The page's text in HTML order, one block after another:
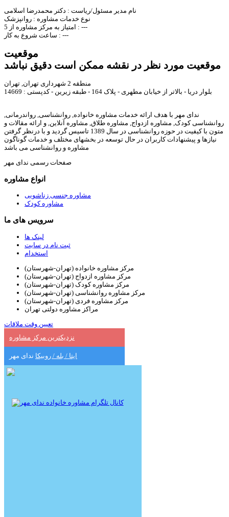
نام مدیر مسئول/ریاست : دکتر محمدرضا اسلامی
نوع خدمات مشاوره : روانپزشک
امتیاز به مرکز مشاوره از 5 : ---
ساعت شروع به کار : ---
موقعیت
موقعیت مورد نظر در نقشه ممکن است دقیق نباشد
منطقه 2 شهرداری تهران, تهران
بلوار دریا - بالاتر از خیابان مطهری - پلاک 164 - طبقه زیرین - کدپستی : 14669
ندای مهر با هدف ارائه خدمات مشاوره خانواده, روانشناسی, رواندرمانی,
روانشناسی کودک, مشاوره ازدواج, مشاوره طلاق, مشاوره آنلاین, و ارائه مقالات و
متون با کیفیت در حوزه روانشناسی در سال 1389 تاسیس گردید و با درنظر گرفتن
نیازها و پیشنهادات کاربران در حال توسعه در بخشهای مختلف و خدمات گوناگون
مشاوره و روانشناسی می باشد
صفحات رسمی ندای مهر
انواع مشاوره
مشاوره جنسی زناشویی
مشاوره کودک
سرویس های ما
لینک ها
ثبت نام در سایت
استخدام
مرکز مشاوره خانواده (تهران-شهرستان)
مرکز مشاوره ازدواج (تهران-شهرستان)
مرکز مشاوره کودک (تهران-شهرستان)
مرکز مشاوره روانشناسی (تهران-شهرستان)
مرکز مشاوره فردی (تهران-شهرستان)
مراکز مشاوره دولتی تهران
تعیین وقت ملاقات
نزدیکترین مرکز مشاوره
ایتا / بله / روبیکا ندای مهر